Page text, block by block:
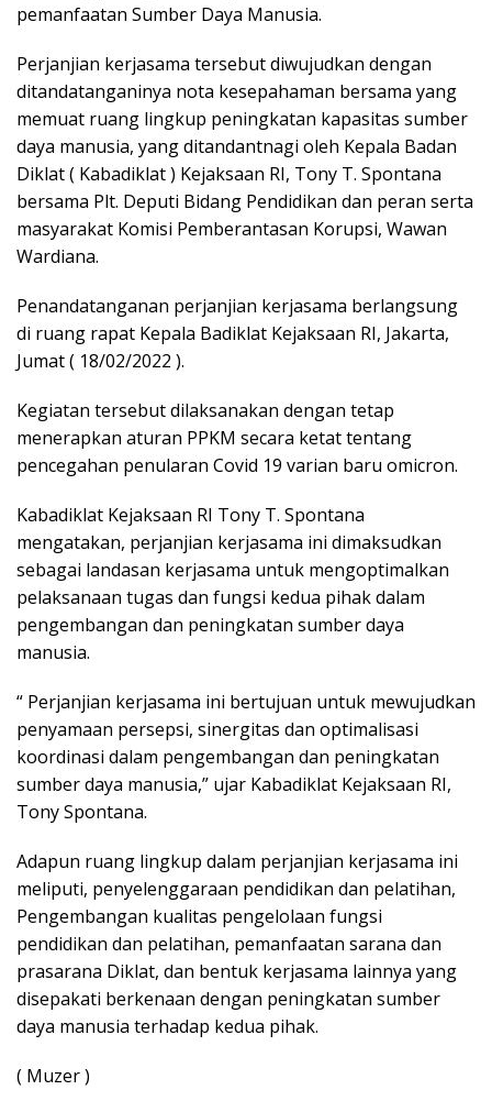
pemanfaatan Sumber Daya Manusia.
Perjanjian kerjasama tersebut diwujudkan dengan
ditandatanganinya nota kesepahaman bersama yang
memuat ruang lingkup peningkatan kapasitas sumber
daya manusia, yang ditandantnagi oleh Kepala Badan
Diklat ( Kabadiklat ) Kejaksaan RI, Tony T. Spontana
bersama Plt. Deputi Bidang Pendidikan dan peran serta
masyarakat Komisi Pemberantasan Korupsi, Wawan
Wardiana.
Penandatanganan perjanjian kerjasama berlangsung
di ruang rapat Kepala Badiklat Kejaksaan RI, Jakarta,
Jumat ( 18/02/2022 ).
Kegiatan tersebut dilaksanakan dengan tetap
menerapkan aturan PPKM secara ketat tentang
pencegahan penularan Covid 19 varian baru omicron.
Kabadiklat Kejaksaan RI Tony T. Spontana
mengatakan, perjanjian kerjasama ini dimaksudkan
sebagai landasan kerjasama untuk mengoptimalkan
pelaksanaan tugas dan fungsi kedua pihak dalam
pengembangan dan peningkatan sumber daya
manusia.
“ Perjanjian kerjasama ini bertujuan untuk mewujudkan
penyamaan persepsi, sinergitas dan optimalisasi
koordinasi dalam pengembangan dan peningkatan
sumber daya manusia,” ujar Kabadiklat Kejaksaan RI,
Tony Spontana.
Adapun ruang lingkup dalam perjanjian kerjasama ini
meliputi, penyelenggaraan pendidikan dan pelatihan,
Pengembangan kualitas pengelolaan fungsi
pendidikan dan pelatihan, pemanfaatan sarana dan
prasarana Diklat, dan bentuk kerjasama lainnya yang
disepakati berkenaan dengan peningkatan sumber
daya manusia terhadap kedua pihak.
( Muzer )